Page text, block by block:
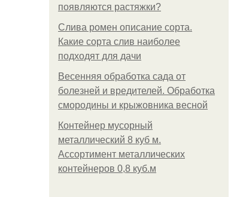
появляются растяжки?
Слива ромен описание сорта.
Какие сорта слив наиболее
подходят для дачи
Весенняя обработка сада от
болезней и вредителей. Обработка
смородины и крыжовника весной
Контейнер мусорный
металлический 8 куб м.
Ассортимент металлических
контейнеров 0,8 куб.м